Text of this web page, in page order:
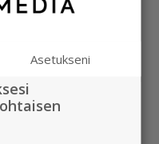
Asetukseni